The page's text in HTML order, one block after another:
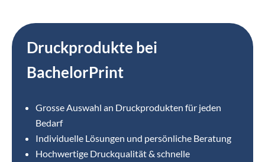
Druckprodukte bei
BachelorPrint
Grosse Auswahl an Druckprodukten für jeden
Bedarf
Individuelle Lösungen und persönliche Beratung
Hochwertige Druckqualität & schnelle